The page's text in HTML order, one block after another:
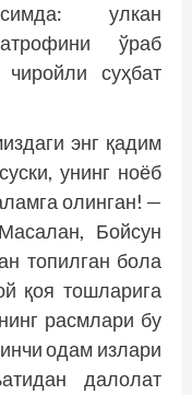
улкан
ўраб
суҳбат
энг қадим
унинг ноёб
олинган! —
Бойсун
топилган бола
қоя тошларига
расмлари бу
одам излари
далолат